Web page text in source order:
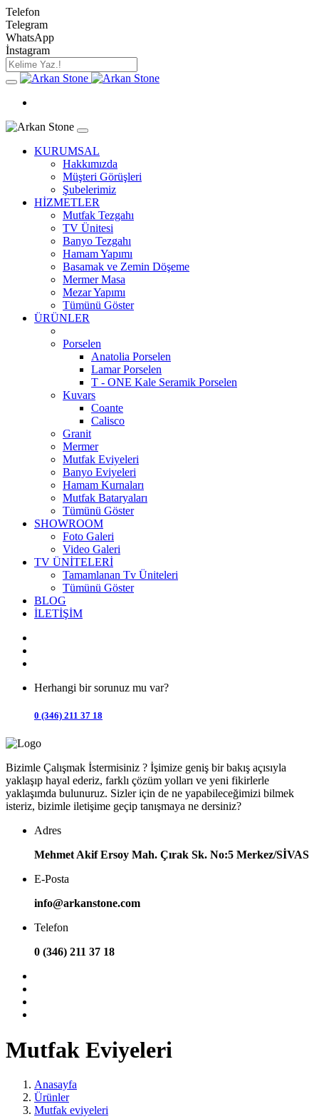
Telefon
Telegram
WhatsApp
İnstagram
KURUMSAL
Hakkımızda
Müşteri Görüşleri
Şubelerimiz
HİZMETLER
Mutfak Tezgahı
TV Ünitesi
Banyo Tezgahı
Hamam Yapımı
Basamak ve Zemin Döşeme
Mermer Masa
Mezar Yapımı
Tümünü Göster
ÜRÜNLER
Porselen
Anatolia Porselen
Lamar Porselen
T - ONE Kale Seramik Porselen
Kuvars
Coante
Calisco
Granit
Mermer
Mutfak Eviyeleri
Banyo Eviyeleri
Hamam Kurnaları
Mutfak Bataryaları
Tümünü Göster
SHOWROOM
Foto Galeri
Video Galeri
TV ÜNİTELERİ
Tamamlanan Tv Üniteleri
Tümünü Göster
BLOG
İLETİŞİM
Herhangi bir sorunuz mu var?
0 (346) 211 37 18
Bizimle Çalışmak İstermisiniz ? İşimize geniş bir bakış açısıyla
yaklaşıp hayal ederiz, farklı çözüm yolları ve yeni fikirlerle
yaklaşımda bulunuruz. Sizler için de ne yapabileceğimizi bilmek
isteriz, bizimle iletişime geçip tanışmaya ne dersiniz?
Adres
Mehmet Akif Ersoy Mah. Çırak Sk. No:5 Merkez/SİVAS
E-Posta
info@arkanstone.com
Telefon
0 (346) 211 37 18
Mutfak Eviyeleri
Anasayfa
Ürünler
Mutfak eviyeleri